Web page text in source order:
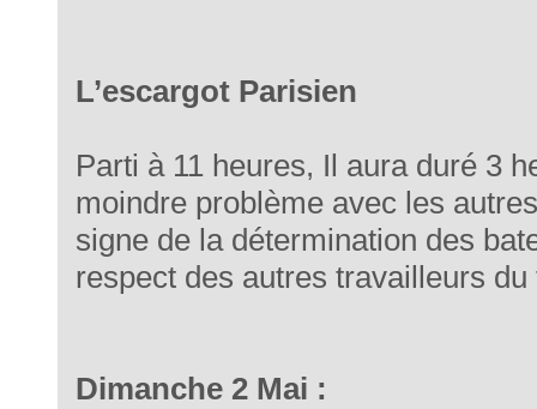
L’escargot Parisien
Parti à 11 heures, Il aura duré 3
moindre problème avec les
signe de la détermination des
respect des autres travailleurs du
Dimanche 2 Mai :